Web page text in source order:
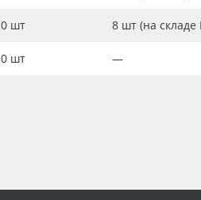
0 шт 8 шт (на
0 шт —